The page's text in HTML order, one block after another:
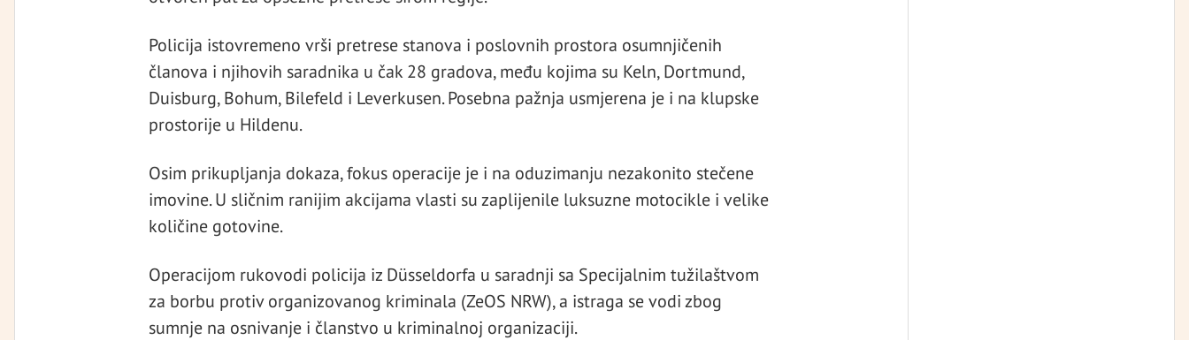
Policija istovremeno vrši pretrese stanova i poslovnih prostora osumnjičenih
članova i njihovih saradnika u čak 28 gradova, među kojima su Keln, Dortmund,
Duisburg, Bohum, Bilefeld i Leverkusen. Posebna pažnja usmjerena je i na klupske
prostorije u Hildenu.
Osim prikupljanja dokaza, fokus operacije je i na oduzimanju nezakonito stečene
imovine. U sličnim ranijim akcijama vlasti su zaplijenile luksuzne motocikle i velike
količine gotovine.
Operacijom rukovodi policija iz Düsseldorfa u saradnji sa Specijalnim tužilaštvom
za borbu protiv organizovanog kriminala (ZeOS NRW), a istraga se vodi zbog
sumnje na osnivanje i članstvo u kriminalnoj organizaciji.